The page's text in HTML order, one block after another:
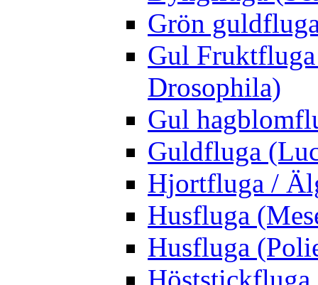
Grön
Gul
Drosophila)
Gul
Guldfluga
Hjortfluga /
Husfluga
Husfluga